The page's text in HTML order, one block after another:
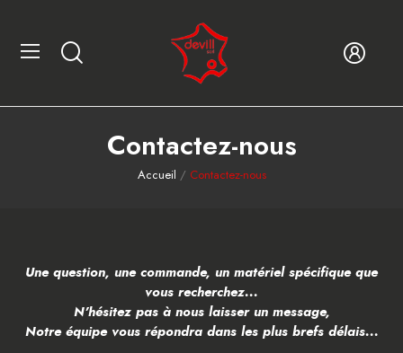
Contactez-nous
Accueil Contactez-nous
Une question, une commande, un matériel spécifique que
vous recherchez...
N'hésitez pas à nous laisser un message,
Notre équipe vous répondra dans les plus brefs délais...